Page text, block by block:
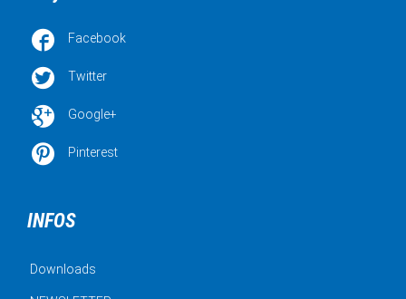
 Facebook
 Twitter
 Google+
 Pinterest
INFOS
Downloads